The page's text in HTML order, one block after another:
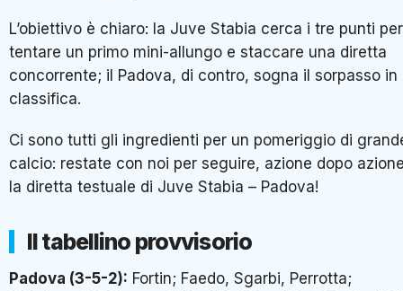
L’obiettivo è chiaro: la Juve Stabia cerca i tre punti per
tentare un primo mini-allungo e staccare una diretta
concorrente; il Padova, di contro, sogna il sorpasso in
classifica.
Ci sono tutti gli ingredienti per un pomeriggio di
calcio: restate con noi per seguire, azione dopo
la diretta testuale di Juve Stabia – Padova!
Il tabellino provvisorio
Padova (3-5-2): Fortin; Faedo, Sgarbi, Perrotta;